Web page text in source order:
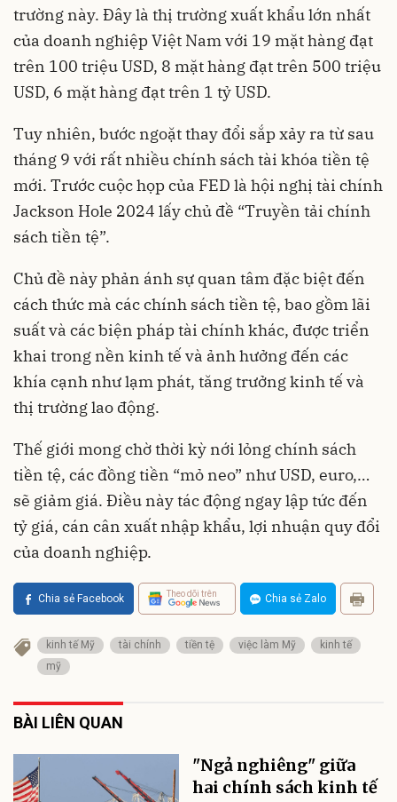
trường này. Đây là thị trường xuất khẩu lớn nhất
của doanh nghiệp Việt Nam với 19 mặt hàng đạt
trên 100 triệu USD, 8 mặt hàng đạt trên 500 triệu
USD, 6 mặt hàng đạt trên 1 tỷ USD.
Tuy nhiên, bước ngoặt thay đổi sắp xảy ra từ sau
tháng 9 với rất nhiều chính sách tài khóa tiền tệ
mới. Trước cuộc họp của FED là hội nghị tài chính
Jackson Hole 2024 lấy chủ đề “Truyền tải chính
sách tiền tệ”.
Chủ đề này phản ánh sự quan tâm đặc biệt đến
cách thức mà các chính sách tiền tệ, bao gồm lãi
suất và các biện pháp tài chính khác, được triển
khai trong nền kinh tế và ảnh hưởng đến các
khía cạnh như lạm phát, tăng trưởng kinh tế và
thị trường lao động​.
Thế giới mong chờ thời kỳ nới lỏng chính sách
tiền tệ, các đồng tiền “mỏ neo” như USD, euro,…
sẽ giảm giá. Điều này tác động ngay lập tức đến
tỷ giá, cán cân xuất nhập khẩu, lợi nhuận quy đổi
của doanh nghiệp.
Chia sẻ Facebook Theo dõi trên Chia sẻ Zalo
kinh tế Mỹ tài chính tiền tệ việc làm Mỹ
kinh tế
mỹ
BÀI LIÊN QUAN
"Ngả nghiêng" giữa
hai chính sách kinh tế